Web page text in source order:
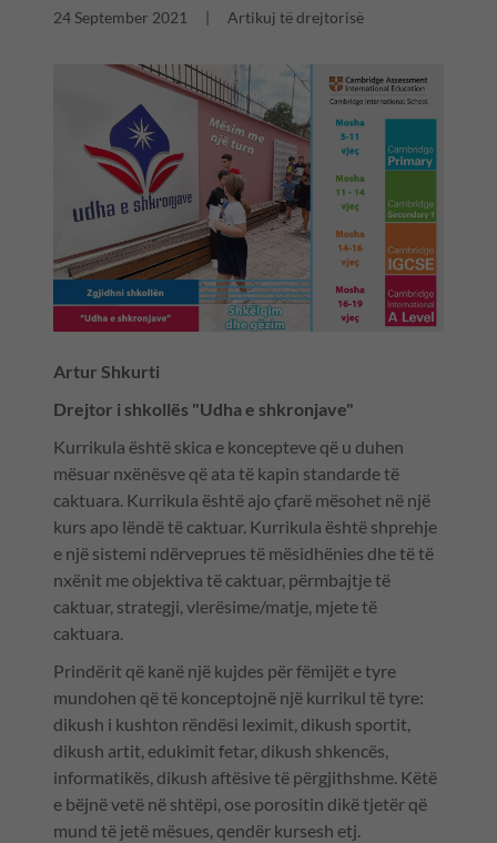
24 September 2021 | Artikuj të drejtorisë
Artur Shkurti
Drejtor i shkollës "Udha e shkronjave"
Kurrikula është skica e koncepteve që u duhen
mësuar nxënësve që ata të kapin standarde të
caktuara. Kurrikula është ajo çfarë mësohet në një
kurs apo lëndë të caktuar. Kurrikula është shprehje
e një sistemi ndërveprues të mësidhënies dhe të të
nxënit me objektiva të caktuar, përmbajtje të
caktuar, strategji, vlerësime/matje, mjete të
caktuara.
Prindërit që kanë një kujdes për fëmijët e tyre
mundohen që të konceptojnë një kurrikul të tyre:
dikush i kushton rëndësi leximit, dikush sportit,
dikush artit, edukimit fetar, dikush shkencës,
informatikës, dikush aftësive të përgjithshme. Këtë
e bëjnë vetë në shtëpi, ose porositin dikë tjetër që
mund të jetë mësues, qendër kursesh etj.